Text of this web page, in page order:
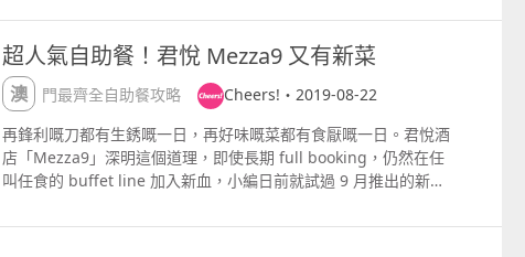
1830 2200餐成人368小童268 60歲或以上長者尊享六折 尊享「四
人同行一人免費」，三人或以下九折 憑指定銀行卡簽帳，尊享平日
「三人同行一人免費」 所有價格以澳門幣計算；所有顧客 包括贈
送之名額 均需按原價收取百分之十服務費；不可與任何折扣優惠同
時使用；長者優惠需賓客出示有效身份證明文件以作核實；「四人
同行一人免費」優惠需最少三位成人同行，不適用於指定公眾假
並須於一日前預訂；平日定義為星期一至星期五；贈送之名額將優
無限供應的清新沙律及精美甜品，精選海鮮便當以及不同種類的肉
類自選主菜可供選擇，每款均以新鮮食材由大廚悉心炮製，總有一
款適合您心意 午餐：中午12時至下午2時, 澳門幣188 每位 5至12
歲小童澳門幣94每位 晚餐：晚上6時至9時30分, 澳門幣298每位 5
至12歲小童澳門幣149每位 上述所有價錢須另加收 10% 服務費 預
約訂座及查詢 853 8883 5126 6368 4805 電郵
terrace@hotelokuramacau.com 澳門大倉酒店 六樓 「澳門銀河
超人氣自助餐！君悅 Mezza9 又有新菜
澳門最齊全自助餐攻略
Cheers!・2019-08-22
再鋒利嘅刀都有生銹嘅一日，再好味嘅菜都有食厭嘅一日。君悅酒
店「Mezza9」深明這個道理，即使長期 full booking，仍然在任
叫任食的 buffet line 加入新血，小編日前就試過 9 月推出的新菜
酸甜多汁的車厘茄、香濃芝士等，是停不了口的好滋味！ 香草烤